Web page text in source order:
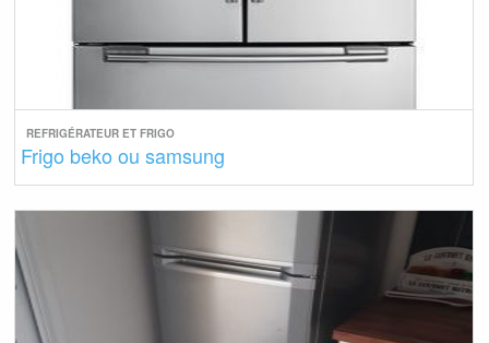
REFRIGÉRATEUR ET FRIGO
Frigo beko ou samsung